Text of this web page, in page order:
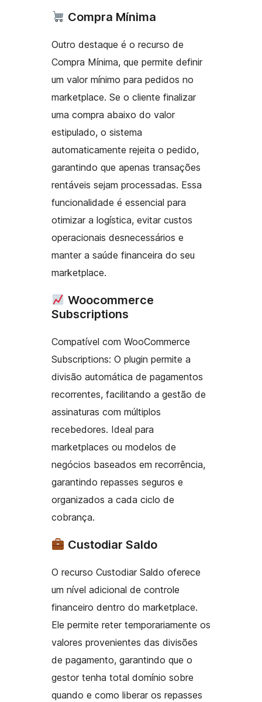
Compra Mínima
Outro destaque é o recurso de
Compra Mínima, que permite definir
um valor mínimo para pedidos no
marketplace. Se o cliente finalizar
uma compra abaixo do valor
estipulado, o sistema
automaticamente rejeita o pedido,
garantindo que apenas transações
rentáveis sejam processadas. Essa
funcionalidade é essencial para
otimizar a logística, evitar custos
operacionais desnecessários e
manter a saúde financeira do seu
marketplace.
Subscriptions
Compatível com WooCommerce
Subscriptions: O plugin permite a
divisão automática de pagamentos
recorrentes, facilitando a gestão de
assinaturas com múltiplos
recebedores. Ideal para
marketplaces ou modelos de
negócios baseados em recorrência,
garantindo repasses seguros e
organizados a cada ciclo de
cobrança.
Custodiar Saldo
O recurso Custodiar Saldo oferece
um nível adicional de controle
financeiro dentro do marketplace.
Ele permite reter temporariamente os
valores provenientes das divisões
de pagamento, garantindo que o
gestor tenha total domínio sobre
quando e como liberar os repasses